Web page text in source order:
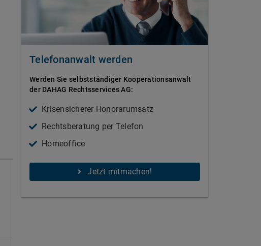
Telefonanwalt werden
Werden Sie selbstständiger Kooperationsanwalt
der DAHAG Rechtsservices AG:
Krisensicherer Honorarumsatz
Rechtsberatung per Telefon
Homeoffice
Jetzt mitmachen!